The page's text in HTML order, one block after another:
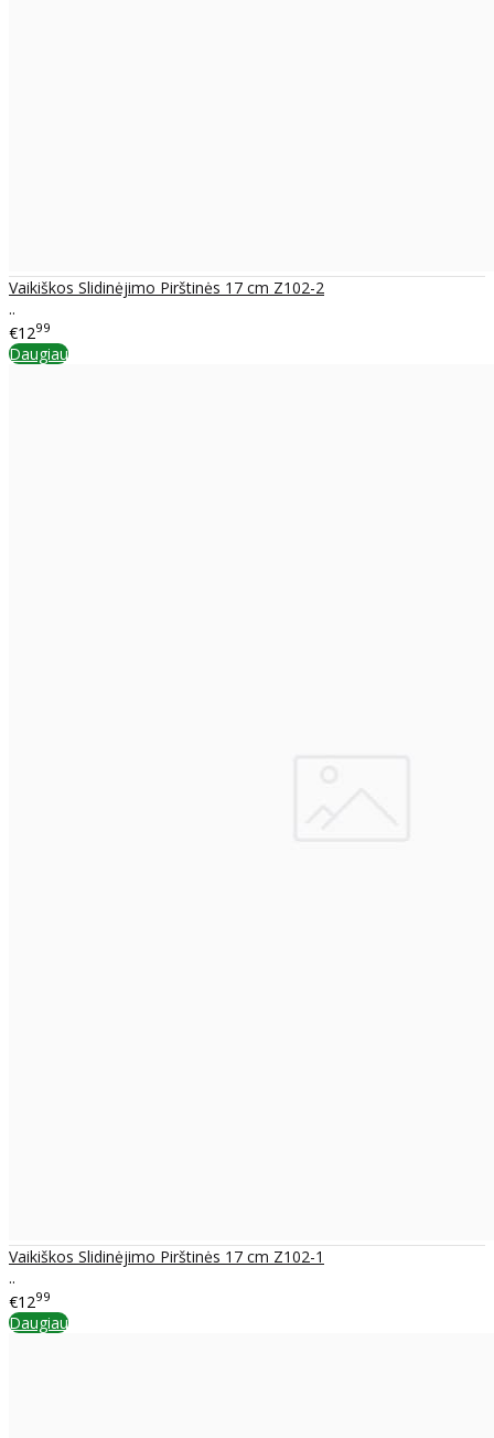
Vaikiškos Slidinėjimo Pirštinės 17 cm Z102-2
..
€1299
Daugiau
Vaikiškos Slidinėjimo Pirštinės 17 cm Z102-1
..
€1299
Daugiau